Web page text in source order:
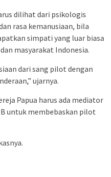
dilihat dari psikologis
rasa kemanusiaan, bila
simpati yang luar biasa
masyarakat Indonesia.
dari sang pilot dengan
ujarnya.
Papua harus ada mediator
untuk membebaskan pilot